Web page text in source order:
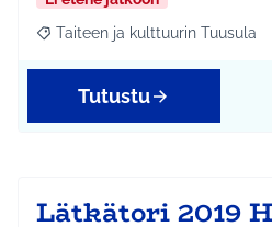
Rajaa tulokset aihepiirin
Taiteen ja kulttuurin Tuusula
Tutustu
Lätkätori 2019